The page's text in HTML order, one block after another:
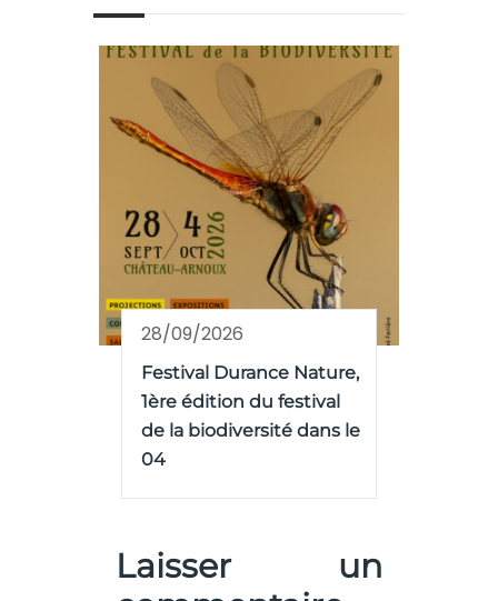
28/09/2026
Festival Durance Nature,
1ère édition du festival
de la biodiversité dans le
04
Laisser un